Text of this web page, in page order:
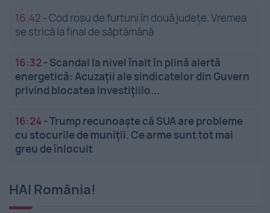
16:42 -Cod roșu de furtuni în două județe. Vremea
se strică la final de săptămână
16:32 - Scandal la nivel înalt în plină alertă
energetică: Acuzații ale sindicatelor din Guvern
privind blocatea investițiilo...
16:24-Trump recunoaște că SUA are probleme
cu stocurile de muniții. Ce arme sunt tot mai
greu de înlocuit
HAI România!